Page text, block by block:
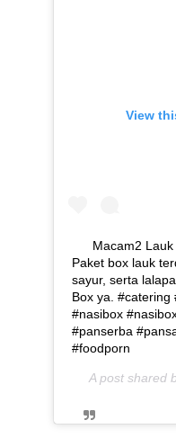
View
Macam2
Paket box lauk
sayur, serta
Box ya. #catering
#nasibox
#panserba
#foodporn
A post shared